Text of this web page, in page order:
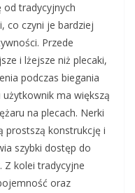
od tradycyjnych
co czyni je bardziej
Przede
i lżejsze niż plecaki,
podczas biegania
ma większą
na plecach. Nerki
prostszą konstrukcję i
szybki dostęp do
kolei tradycyjne
oraz